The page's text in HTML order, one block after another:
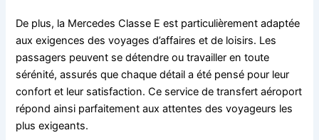
De plus, la Mercedes Classe E est particulièrement adaptée
aux exigences des voyages d’affaires et de loisirs. Les
passagers peuvent se détendre ou travailler en toute
sérénité, assurés que chaque détail a été pensé pour leur
confort et leur satisfaction. Ce service de transfert aéroport
répond ainsi parfaitement aux attentes des voyageurs les
plus exigeants.